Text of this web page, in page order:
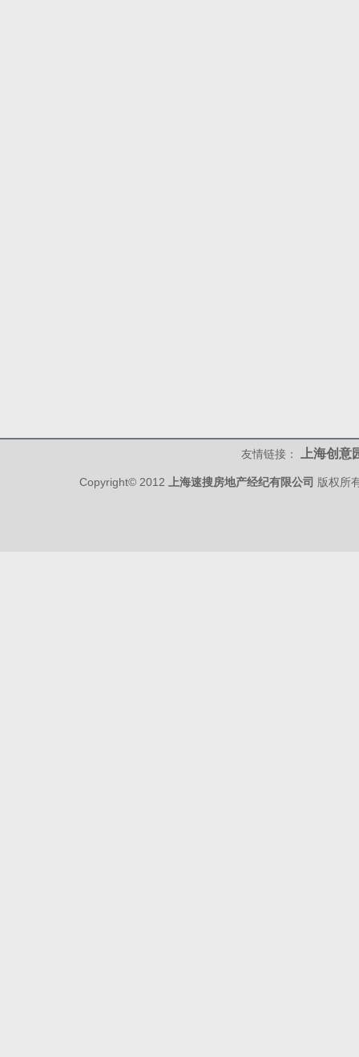
友情链接： 上海创
Copyright© 2012 上海速搜房地产经纪有限公司 版权所